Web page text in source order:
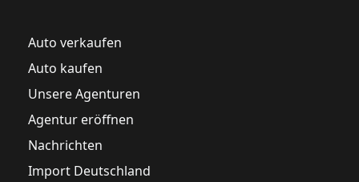
Auto verkaufen
Auto kaufen
Unsere Agenturen
Agentur eröffnen
Nachrichten
Import Deutschland